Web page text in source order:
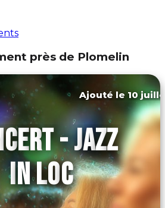
près de Plomelin
Ajouté le 10
- JAZZ
IN LOC